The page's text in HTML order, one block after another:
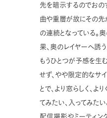
先を暗示するのでおの
曲や重層が故にその
の連続となっている。
果、奥のレイヤーへ誘
もうひとつが予感を生
せず、やや限定的なサ
とで、より窓らしく、よ
てみたい、入ってみた